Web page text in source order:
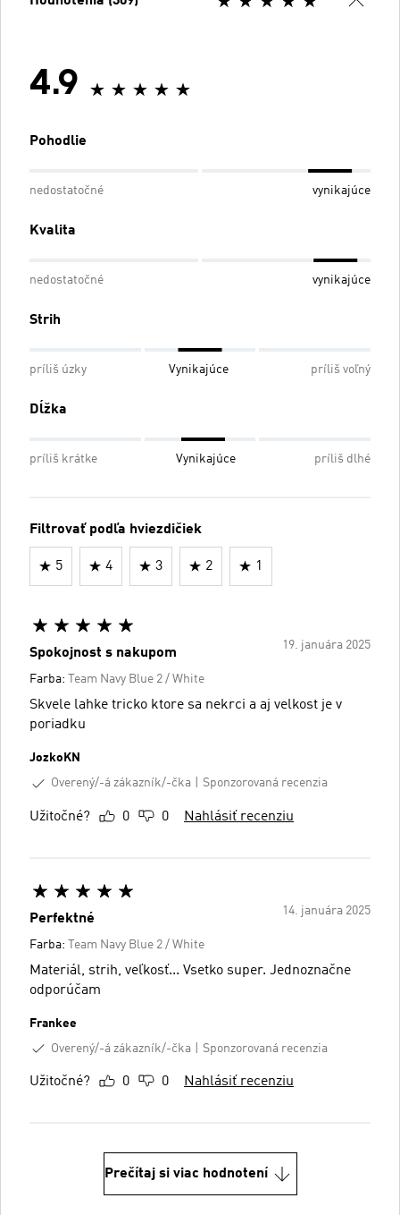
4.9
Pohodlie
nedostatočné vynikajúce
Kvalita
nedostatočné vynikajúce
Strih
príliš úzky Vynikajúce príliš voľný
Dĺžka
príliš krátke Vynikajúce príliš dlhé
Filtrovať podľa hviezdičiek
5 4 3 2 1
19. januára 2025
Spokojnost s nakupom
Farba: Team Navy Blue 2 / White
Skvele lahke tricko ktore sa nekrci a aj velkost je v
poriadku
JozkoKN
Overený/-á zákazník/-čka
Sponzorovaná recenzia
Užitočné? 0 0 Nahlásiť recenziu
14. januára 2025
Perfektné
Farba: Team Navy Blue 2 / White
Materiál, strih, veľkosť... Vsetko super. Jednoznačne
odporúčam
Frankee
Overený/-á zákazník/-čka
Sponzorovaná recenzia
Užitočné? 0 0 Nahlásiť recenziu
Prečítaj si viac hodnotení